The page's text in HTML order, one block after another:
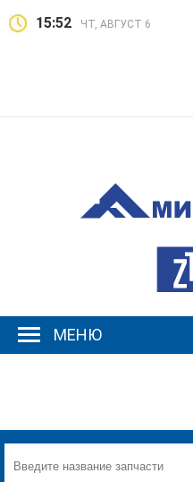
15:52 ЧТ, АВГУСТ 6
МЕНЮ